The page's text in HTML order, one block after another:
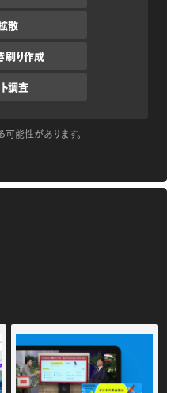
散
刷り作成
調査
能性があります。